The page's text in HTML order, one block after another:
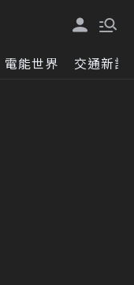
電能世界 交通新訊